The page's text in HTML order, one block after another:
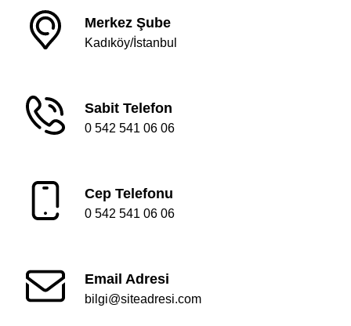
Merkez Şube
Kadıköy/İstanbul
Sabit Telefon
0 542 541 06 06
Cep Telefonu
0 542 541 06 06
Email Adresi
bilgi@siteadresi.com